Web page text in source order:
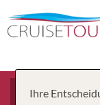
Ihre